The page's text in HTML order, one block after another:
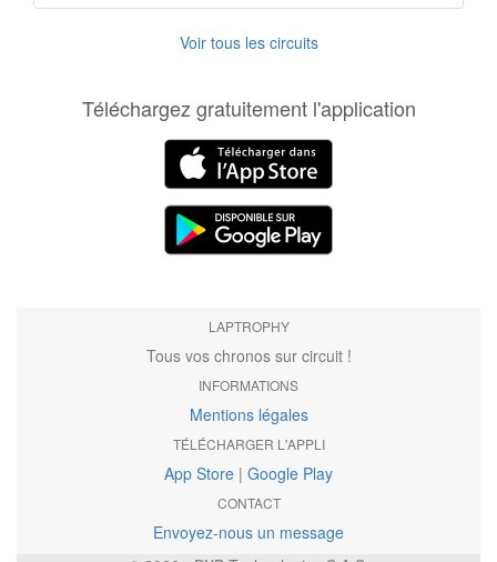
Voir tous les circuits
Téléchargez gratuitement l'application
LAPTROPHY
Tous vos chronos sur circuit !
INFORMATIONS
Mentions légales
TÉLÉCHARGER L'APPLI
App Store | Google Play
CONTACT
Envoyez-nous un message